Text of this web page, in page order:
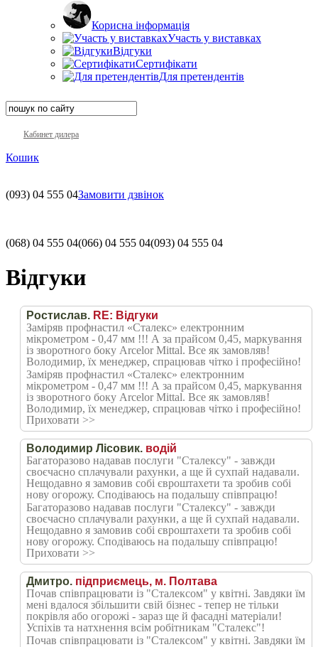
Корисна інформація
Участь у виставках
Відгуки
Сертифікати
Для претендентів
Кабинет дилера
Кошик
(093) 04 555 04Замовити дзвінок
(068) 04 555 04(066) 04 555 04(093) 04 555 04
Відгуки
Ростислав. RE: Відгуки
Заміряв профнастил «Сталекс» електронним
мікрометром - 0,47 мм !!! А за прайсом 0,45, маркування
із зворотного боку Arcelor Mittal. Все як замовляв!
Володимир, їх менеджер, спрацював чітко і професійно!
Заміряв профнастил «Сталекс» електронним
мікрометром - 0,47 мм !!! А за прайсом 0,45, маркування
із зворотного боку Arcelor Mittal. Все як замовляв!
Володимир, їх менеджер, спрацював чітко і професійно!
Приховати >>
Володимир Лісовик. водій
Багаторазово надавав послуги "Сталексу" - завжди
своєчасно сплачували рахунки, а ще й сухпай надавали.
Нещодавно я замовив собі євроштахети та зробив собі
нову огорожу. Сподіваюсь на подальшу співпрацю!
Багаторазово надавав послуги "Сталексу" - завжди
своєчасно сплачували рахунки, а ще й сухпай надавали.
Нещодавно я замовив собі євроштахети та зробив собі
нову огорожу. Сподіваюсь на подальшу співпрацю!
Приховати >>
Дмитро. підприємець, м. Полтава
Почав співпрацювати із "Сталексом" у квітні. Завдяки їм
мені вдалося збільшити свій бізнес - тепер не тільки
покрівля або огорожі - зараз ще й фасадні матеріали!
Успіхів та натхнення всім робітникам "Сталекс"!
Почав співпрацювати із "Сталексом" у квітні. Завдяки їм